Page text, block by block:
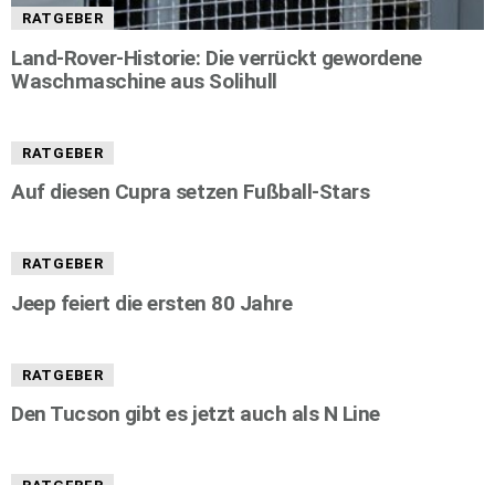
RATGEBER
Land-Rover-Historie: Die verrückt gewordene
Waschmaschine aus Solihull
RATGEBER
Auf diesen Cupra setzen Fußball-Stars
RATGEBER
Jeep feiert die ersten 80 Jahre
RATGEBER
Den Tucson gibt es jetzt auch als N Line